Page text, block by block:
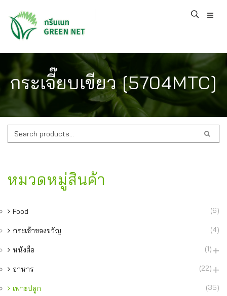
กระเจี๊ยบเขียว [5704MTC]
ค้นหา:
หมวดหมู่สินค้า
Food (6)
กระเช้าของขวัญ (4)
หนังสือ (1)
อาหาร (22)
เพาะปลูก (35)